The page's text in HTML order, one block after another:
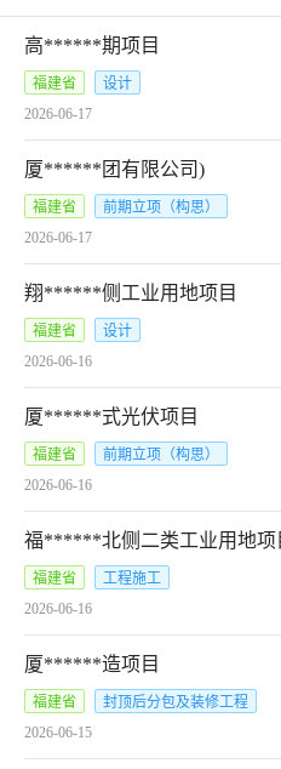
高******期项目
福建省
设计
2026-06-17
厦******团有限公司)
福建省
前期立项（构思）
2026-06-17
翔******侧工业用地项目
福建省
设计
2026-06-16
厦******式光伏项目
福建省
前期立项（构思）
2026-06-16
福******北侧二类工业用地项
福建省
工程施工
2026-06-16
厦******造项目
福建省
封顶后分包及装修工程
2026-06-15